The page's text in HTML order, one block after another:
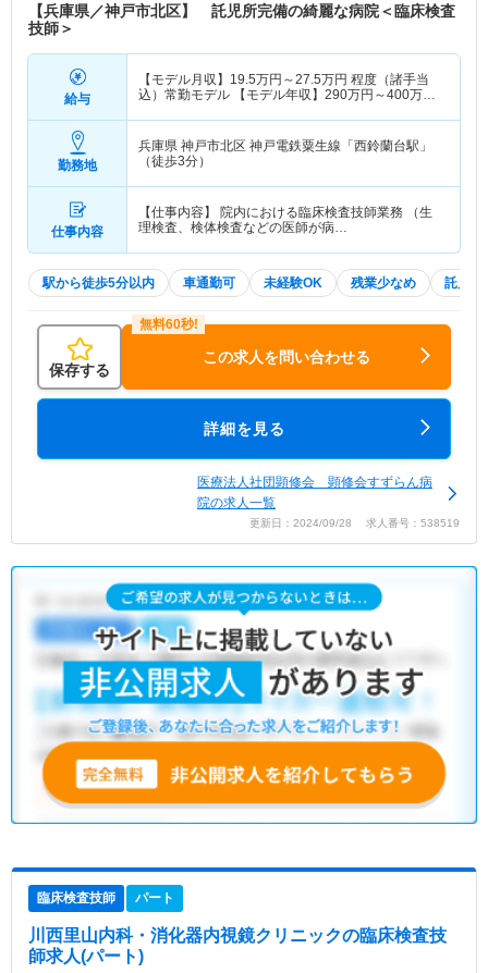
【兵庫県／神戸市北区】 託児所完備の綺麗な病院＜臨床検査
技師＞
給与
【モデル月収】 19.5万円～27.5万円 程度（諸手当
込）常勤モデル 【モデル年収】 290万円～400万円
勤務地
兵庫県 神戸市北区 神戸電鉄粟生線「西鈴蘭台駅」
（徒歩3分）
仕事内容
【仕事内容】 院内における臨床検査技師業務 （生
理検査、検体検査などの医師が病…
駅から徒歩5分以内 車通勤可 未経験OK 残業少なめ 託児所
保存する
この求人を問い合わせる
詳細を見る
医療法人社団顕修会 顕修会すずらん病
院の求人一覧
更新日：2024/09/28 求人番号：538519
臨床検査技師 パート
川西里山内科・消化器内視鏡クリニックの臨床検査技
師求人(パート)